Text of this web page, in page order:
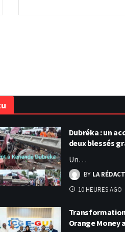
Dubréka : un
deux blessés
Un…
BY LA
10 HEURES AGO
Transformation
Orange